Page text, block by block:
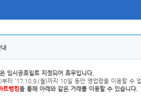
임시공휴일로 지정되어 휴무입니다.
부터 ’17.10.9.(월)까지 10일 동안 영업점을 이용할 수
트뱅킹을 통해 아래와 같은 거래를 이용할 수 있습니다.